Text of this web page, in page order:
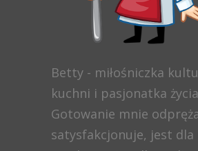
Betty - miłośniczka
kuchni i pasjonatka
Gotowanie mnie
satysfakcjonuje, jest dla